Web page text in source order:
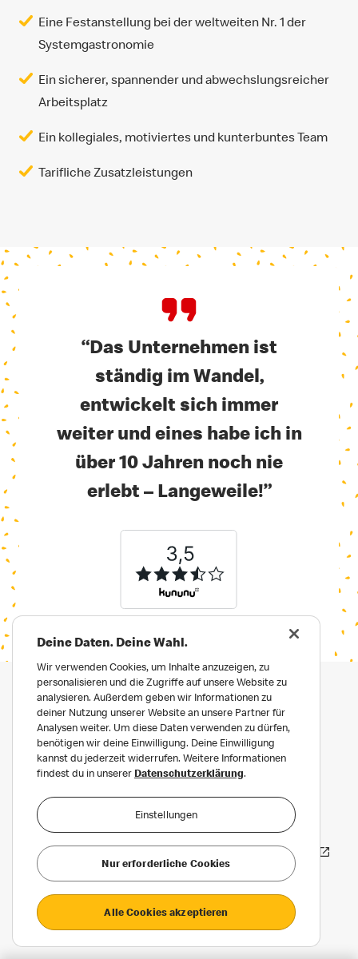
Eine Festanstellung bei der weltweiten Nr. 1 der
Systemgastronomie
Ein sicherer, spannender und abwechslungsreicher
Arbeitsplatz
Ein kollegiales, motiviertes und kunterbuntes Team
Tarifliche Zusatzleistungen
“Das Unternehmen ist
ständig im Wandel,
entwickelt sich immer
weiter und eines habe ich in
über 10 Jahren noch nie
erlebt–Langeweile!”
Datenschutz für Bewerber:innen
Häufige Fragen
Erklärung zur Barrierefreiheit
Deine Daten. Deine Wahl.
Wir verwenden Cookies, um Inhalte anzuzeigen, zu
personalisieren und die Zugriffe auf unsere Website zu
analysieren. Außerdem geben wir Informationen zu
deiner Nutzung unserer Website an unsere Partner für
Analysen weiter. Um diese Daten verwenden zu dürfen,
benötigen wir deine Einwilligung. Deine Einwilligung
kannst du jederzeit widerrufen. Weitere Informationen
findest du in unserer Datenschutzerklärung.
Einstellungen
Nur erforderliche Cookies
Alle Cookies akzeptieren